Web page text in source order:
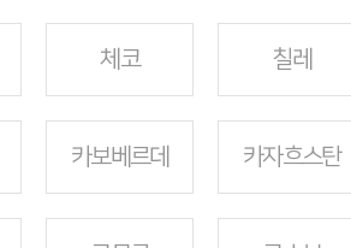
체코 칠레
카보베르데 카자흐스탄